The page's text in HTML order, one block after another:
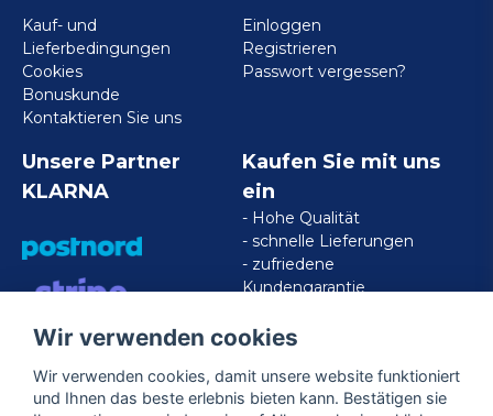
Kauf- und
Lieferbedingungen
Cookies
Bonuskunde
Kontaktieren Sie uns
Einloggen
Registrieren
Passwort vergessen?
Unsere Partner
KLARNA
VISA/MASTERCARD/AMERICAN
EXPRESS
Kaufen Sie mit uns
ein
- Hohe Qualität
- schnelle Lieferungen
- zufriedene
Kundengarantie
Wir verwenden cookies
Wir verwenden cookies, damit unsere website funktioniert
und Ihnen das beste erlebnis bieten kann. Bestätigen sie